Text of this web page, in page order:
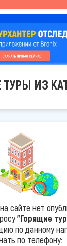
ИЗ
сайте нет
"Горящие
по данному
по телефону: